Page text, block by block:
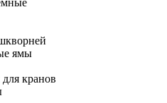
ямы
кранов